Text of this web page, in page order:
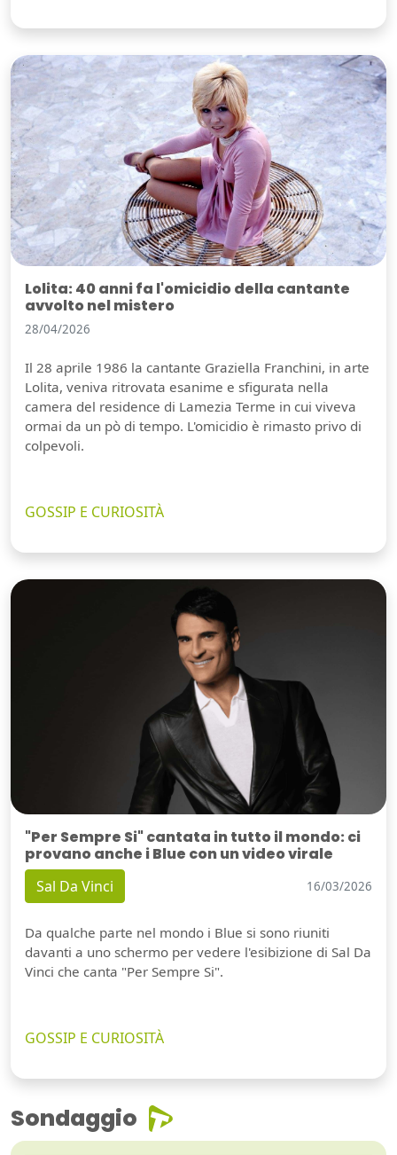
Lolita: 40 anni fa l'omicidio della cantante
avvolto nel mistero
28/04/2026
Il 28 aprile 1986 la cantante Graziella Franchini, in arte
Lolita, veniva ritrovata esanime e sfigurata nella
camera del residence di Lamezia Terme in cui viveva
ormai da un pò di tempo. L'omicidio è rimasto privo di
colpevoli.
GOSSIP E CURIOSITÀ
"Per Sempre Si" cantata in tutto il mondo: ci
provano anche i Blue con un video virale
Sal Da Vinci 16/03/2026
Da qualche parte nel mondo i Blue si sono riuniti
davanti a uno schermo per vedere l'esibizione di Sal Da
Vinci che canta "Per Sempre Si".
GOSSIP E CURIOSITÀ
Sondaggio